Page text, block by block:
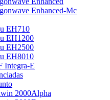
Enhanced-Mc
EH710
EH1200
EH2500
EH8010
Integra-E
2000Alpha